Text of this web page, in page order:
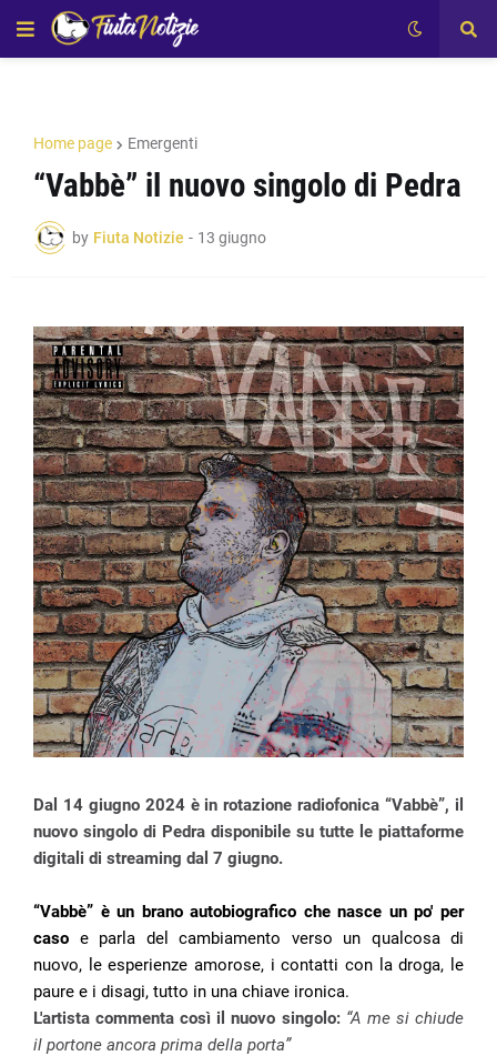
Home page Emergenti
“Vabbè” il nuovo singolo di Pedra
by Fiuta Notizie - 13 giugno
Dal 14 giugno 2024 è in rotazione radiofonica “Vabbè”, il
nuovo singolo di Pedra disponibile su tutte le piattaforme
digitali di streaming dal 7 giugno.
“Vabbè” è un brano autobiografico che nasce un po' per
caso e parla del
cambiamento verso un qualcosa di
nuovo, le esperienze amorose, i contatti con la droga, le
paure e i disagi, tutto in una chiave ironica.
L'artista commenta così il nuovo singolo: “A me si chiude
il portone ancora prima della porta”